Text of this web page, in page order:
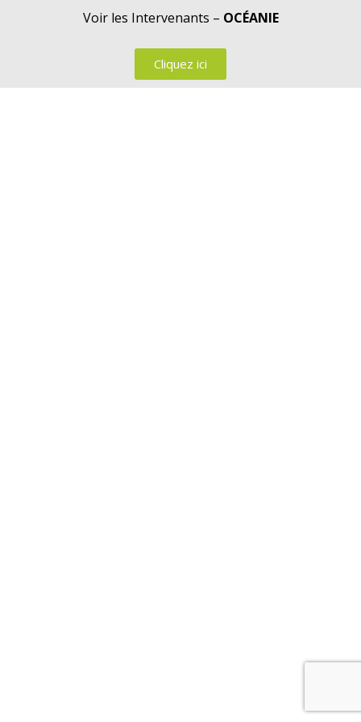
Voir les Intervenants – OCÉANIE
Cliquez ici